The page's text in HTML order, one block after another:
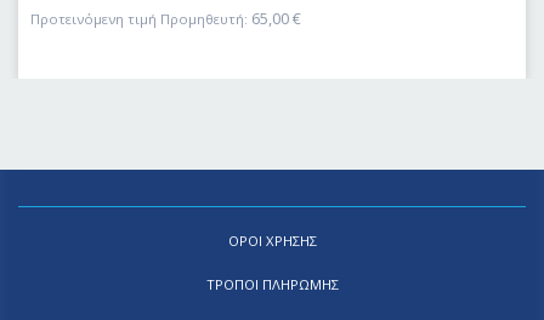
Προτεινόμενη τιμή Προμηθευτή: 65,00€
ΟΡΟΙ ΧΡΗΣΗΣ
ΤΡΟΠΟΙ ΠΛΗΡΩΜΗΣ